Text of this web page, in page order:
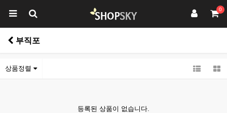
0
부직포
상품정렬
등록된 상품이 없습니다.